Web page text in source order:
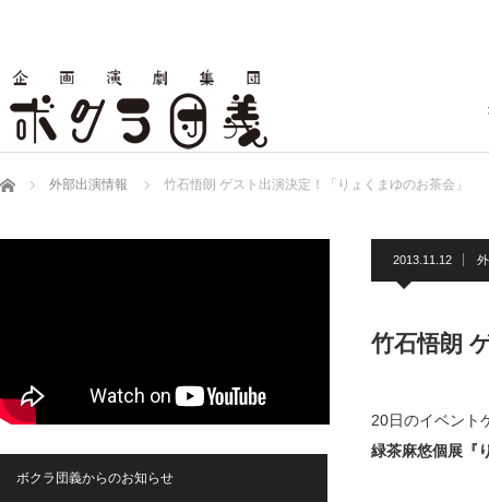
ホーム 外部出演情報 竹石悟朗 ゲスト出演決定！「りょくまゆのお茶会」
2013.11.12
竹石悟朗
20日のイベント
緑茶麻悠個展『
ボクラ団義からのお知らせ